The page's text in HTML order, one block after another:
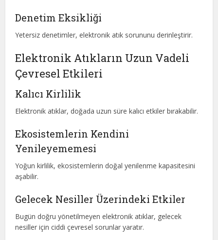
Denetim Eksikliği
Yetersiz denetimler, elektronik atık sorununu derinleştirir.
Elektronik Atıkların Uzun Vadeli
Çevresel Etkileri
Kalıcı Kirlilik
Elektronik atıklar, doğada uzun süre kalıcı etkiler bırakabilir.
Ekosistemlerin Kendini
Yenileyememesi
Yoğun kirlilik, ekosistemlerin doğal yenilenme kapasitesini
aşabilir.
Gelecek Nesiller Üzerindeki Etkiler
Bugün doğru yönetilmeyen elektronik atıklar, gelecek
nesiller için ciddi çevresel sorunlar yaratır.